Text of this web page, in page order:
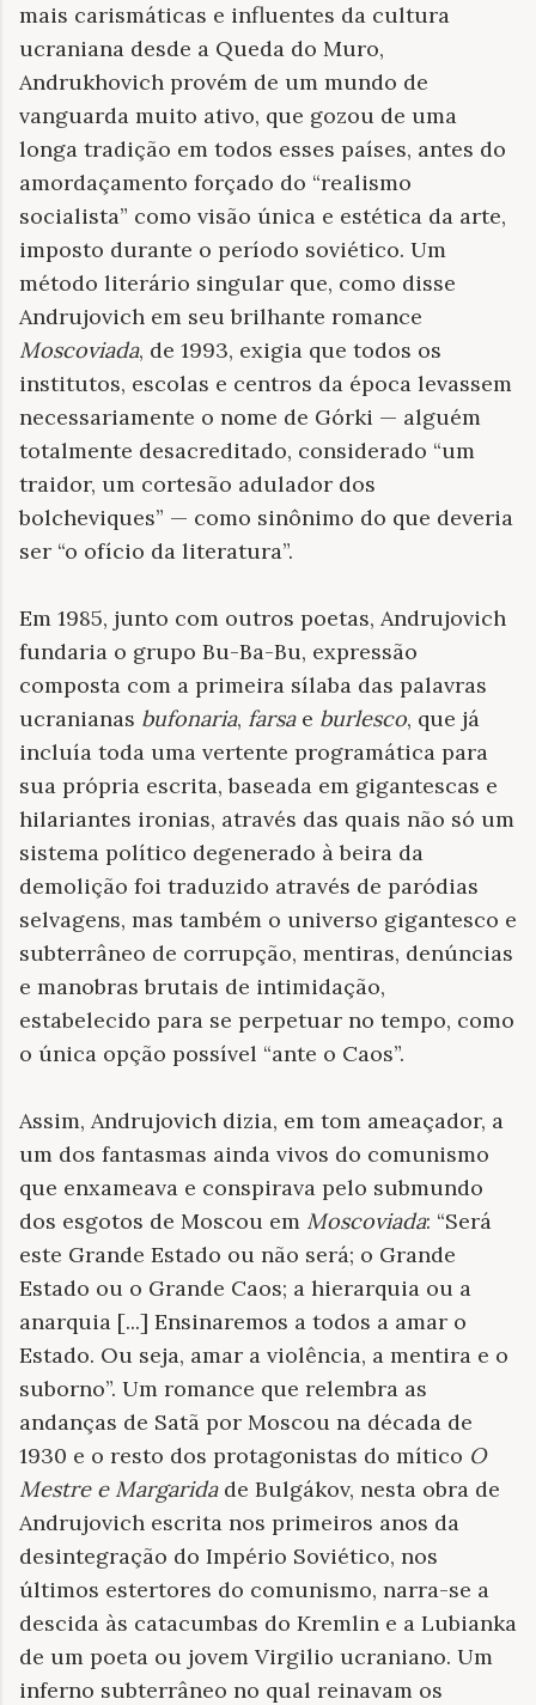
mais carismáticas e influentes da cultura
ucraniana desde a Queda do Muro,
Andrukhovich provém de um mundo de
vanguarda muito ativo, que gozou de uma
longa tradição em todos esses países, antes do
amordaçamento forçado do “realismo
socialista” como visão única e estética da arte,
imposto durante o período soviético. Um
método literário singular que, como disse
Andrujovich em seu brilhante romance
Moscoviada, de 1993, exigia que todos os
institutos, escolas e centros da época levassem
necessariamente o nome de Górki — alguém
totalmente desacreditado, considerado “um
traidor, um cortesão adulador dos
bolcheviques” — como sinônimo do que deveria
ser “o ofício da literatura”.
Em 1985, junto com outros poetas, Andrujovich
fundaria o grupo Bu-Ba-Bu, expressão
composta com a primeira sílaba das palavras
ucranianas bufonaria, farsae burlesco, que já
incluía toda uma vertente programática para
sua própria escrita, baseada em gigantescas e
hilariantes ironias, através das quais não só um
sistema político degenerado à beira da
demolição foi traduzido através de paródias
selvagens, mas também o universo gigantesco e
subterrâneo de corrupção, mentiras, denúncias
e manobras brutais de intimidação,
estabelecido para se perpetuar no tempo, como
o única opção possível “ante o Caos”.
Assim, Andrujovich dizia, em tom ameaçador, a
um dos fantasmas ainda vivos do comunismo
que enxameava e conspirava pelo submundo
dos esgotos de Moscou em Moscoviada: “Será
este Grande Estado ou não será; o Grande
Estado ou o Grande Caos; a hierarquia ou a
anarquia [...] Ensinaremos a todos a amar o
Estado. Ou seja, amar a violência, a mentira e o
suborno”. Um romance que relembra as
andanças de Satã por Moscou na década de
1930 e o resto dos protagonistas do mítico O
Mestre e Margaridade Bulgákov, nesta obra de
Andrujovich escrita nos primeiros anos da
desintegração do Império Soviético, nos
últimos estertores do comunismo, narra-se a
descida às catacumbas do Kremlin e a Lubianka
de um poeta ou jovem Virgilio ucraniano. Um
inferno subterrâneo no qual reinavam os